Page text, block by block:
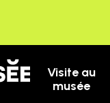
Visite au
musée